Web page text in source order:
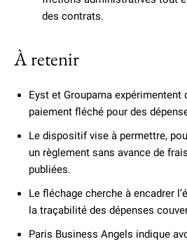
des contrats.
À retenir
Eyst et Groupama
paiement fléché pour des
Le dispositif vise à permettre,
un règlement sans avance de
publiées.
Le fléchage cherche à encadrer
la traçabilité des dépenses
Paris Business Angels indique